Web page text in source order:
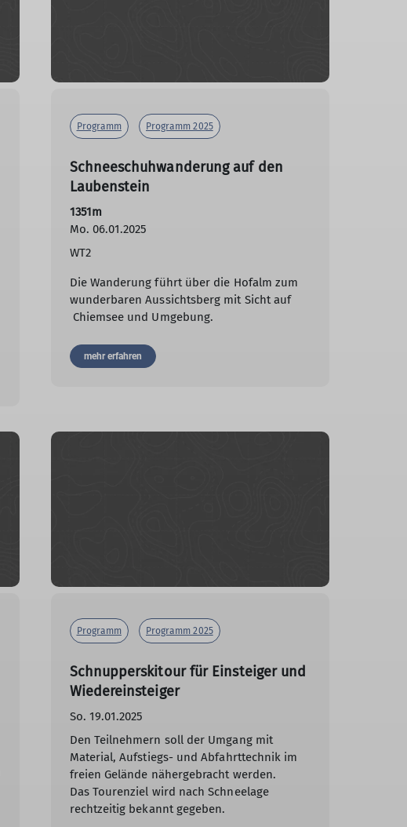
Programm Programm 2025
Schneeschuhwanderung auf den
Laubenstein
1351m
Mo. 06.01.2025
WT2
Die Wanderung führt über die Hofalm zum
wunderbaren Aussichtsberg mit Sicht auf
Chiemsee und Umgebung.
mehr erfahren
Programm Programm 2025
Schnupperskitour für Einsteiger und
Wiedereinsteiger
So. 19.01.2025
Den Teilnehmern soll der Umgang mit
Material, Aufstiegs- und Abfahrttechnik im
freien Gelände nähergebracht werden.
Das Tourenziel wird nach Schneelage
rechtzeitig bekannt gegeben.